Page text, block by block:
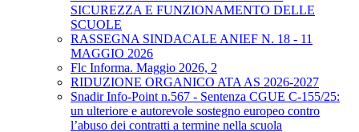
SICUREZZA E FUNZIONAMENTO DELLE
SCUOLE
RASSEGNA SINDACALE ANIEF N. 18 - 11
MAGGIO 2026
Flc Informa. Maggio 2026, 2
RIDUZIONE ORGANICO ATA AS 2026-2027
Snadir Info-Point n.567 - Sentenza CGUE C‑155/25:
un ulteriore e autorevole sostegno europeo contro
l’abuso dei contratti a termine nella scuola